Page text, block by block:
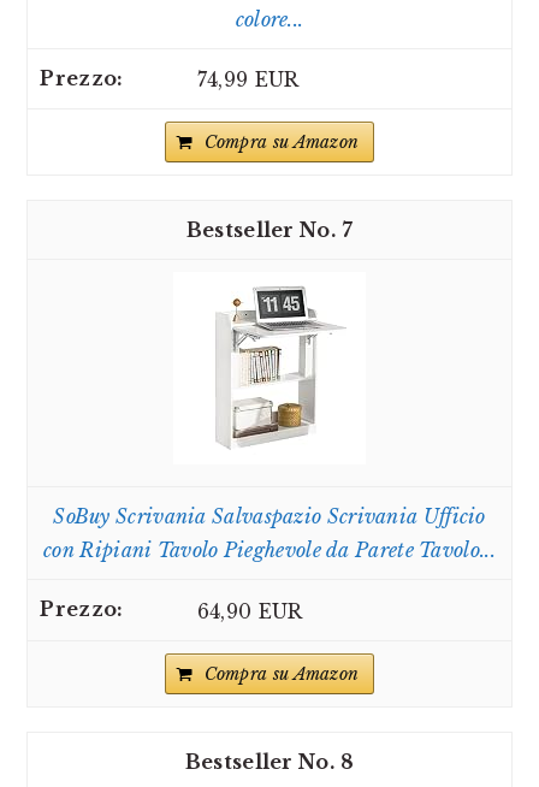
colore...
74,99 EUR
Compra su Amazon
7
SoBuy Scrivania Salvaspazio Scrivania Ufficio
con Ripiani Tavolo Pieghevole da Parete Tavolo...
64,90 EUR
Compra su Amazon
8